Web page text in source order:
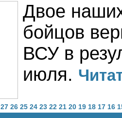
Двое
бойцов
ВСУ в
июля.
27 26 25 24 23 22 21 20 19 18 17 16